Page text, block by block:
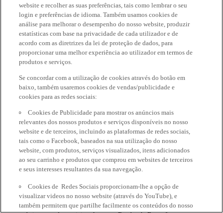
website e recolher as suas preferências, tais como lembrar o seu
login e preferências de idioma. Também usamos cookies de
análise para melhorar o desempenho do nosso website, produzir
estatísticas com base na privacidade de cada utilizador e de
acordo com as diretrizes da lei de proteção de dados, para
proporcionar uma melhor experiência ao utilizador em termos de
produtos e serviços.
Se concordar com a utilização de cookies através do botão em
baixo, também usaremos cookies de vendas/publicidade e
cookies para as redes sociais:
Cookies de Publicidade para mostrar os anúncios mais
relevantes dos nossos produtos e serviços disponíveis no nosso
website e de terceiros, incluindo as plataformas de redes sociais,
tais como o Facebook, baseados na sua utilização do nosso
website, com produtos, serviços visualizados, itens adicionados
ao seu carrinho e produtos que comprou em websites de terceiros
e seus interesses resultantes da sua navegação.
Cookies de Redes Sociais proporcionam-lhe a opção de
visualizar videos no nosso website (através do YouTube), e
também permitem que partilhe facilmente os conteúdos do nosso